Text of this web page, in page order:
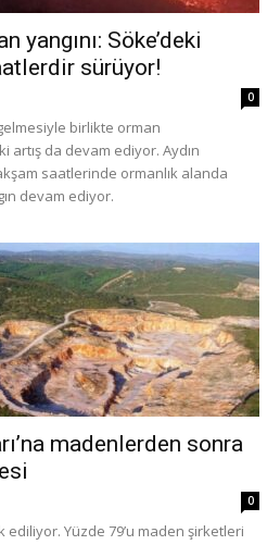
yangını: Söke’deki
sürüyor!
0
birlikte orman
artış da devam ediyor. Aydın
saatlerinde ormanlık alanda
devam ediyor.
madenlerden sonra
0
ediliyor. Yüzde 79’u maden şirketleri